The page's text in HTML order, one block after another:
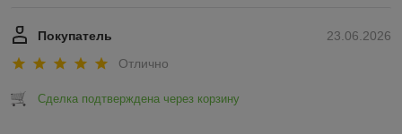
23.06.2026
Покупатель
Отлично
Сделка подтверждена через корзину